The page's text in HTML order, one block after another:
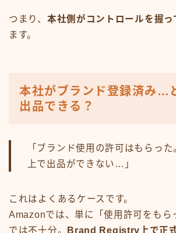
つまり、 本社側がコントロールを握っ
ます。
本社がブランド登録済み…
出品できる？
「ブランド使用の許可はもらっ
上で出品ができない…」
これはよくあるケースです。
Amazonでは、単に「使用許可をもら
では不十分。
Brand Registry上で正